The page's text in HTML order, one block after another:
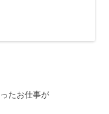
たお仕事が